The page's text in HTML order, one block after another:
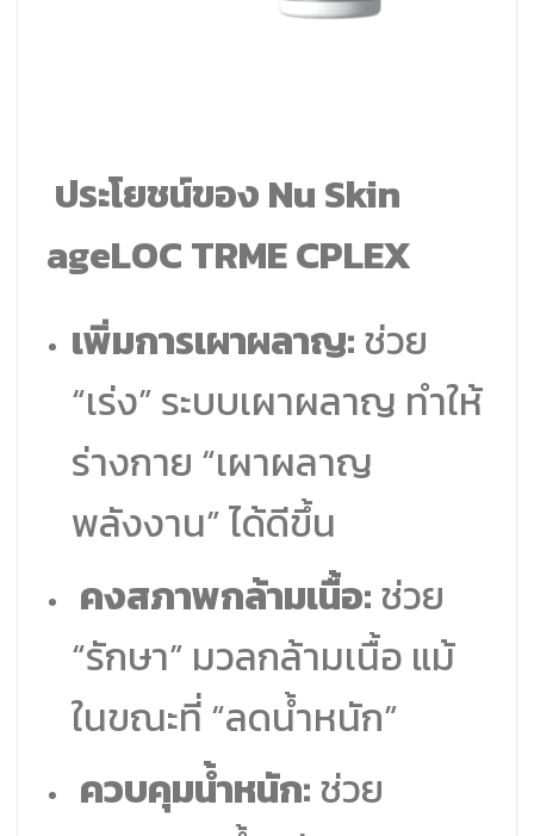
ประโยชน์ของ Nu Skin
ageLOC TRME CPLEX
เพิ่มการเผาผลาญ:ช่วย
“เร่ง” ระบบเผาผลาญ ทำให้
ร่างกาย “เผาผลาญ
พลังงาน” ได้ดีขึ้น
คงสภาพกล้ามเนื้อ:ช่วย
“รักษา” มวลกล้ามเนื้อ แม้
ในขณะที่ “ลดน้ำหนัก”
ควบคุมน้ำหนัก:ช่วย